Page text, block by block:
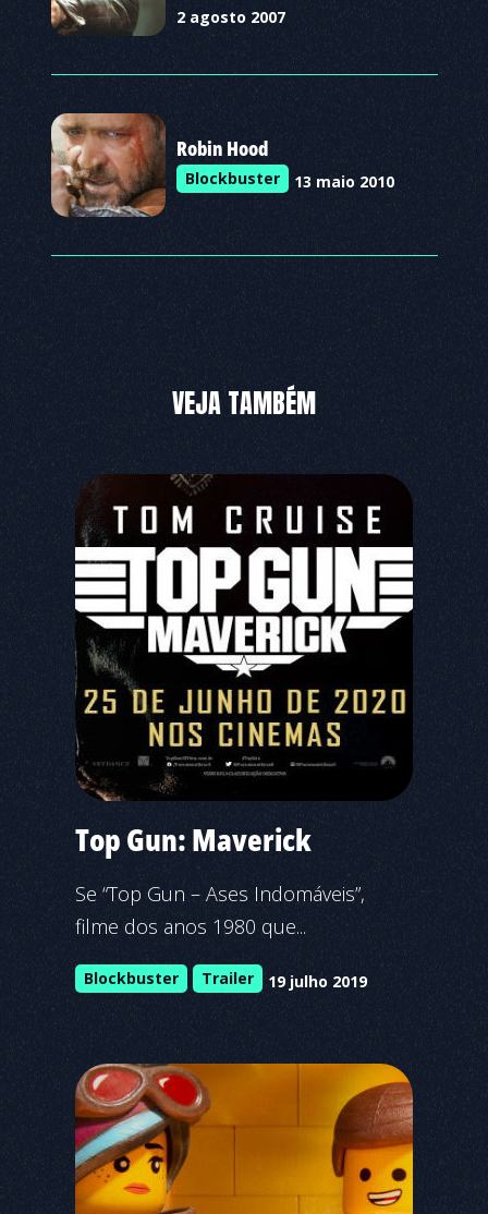
2 agosto 2007
Robin Hood
Blockbuster 13 maio 2010
VEJA TAMBÉM
Top Gun: Maverick
Se “Top Gun – Ases Indomáveis”,
filme dos anos 1980 que...
Blockbuster Trailer 19 julho 2019